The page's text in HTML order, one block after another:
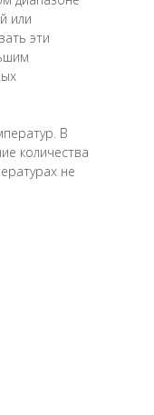
или
эти
В
количества
не